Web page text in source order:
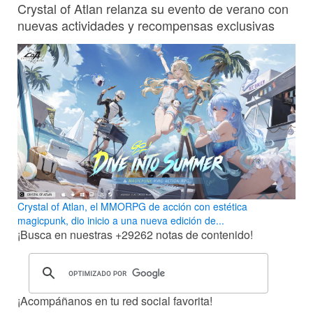
Crystal of Atlan relanza su evento de verano con
nuevas actividades y recompensas exclusivas
Crystal of Atlan, el MMORPG de acción con estética
magicpunk, dio inicio a una nueva edición de...
¡Busca en nuestras +29262 notas de contenido!
¡Acompáñanos en tu red social favorita!